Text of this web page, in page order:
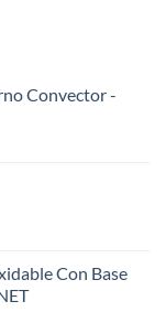
Convector -
Con Base